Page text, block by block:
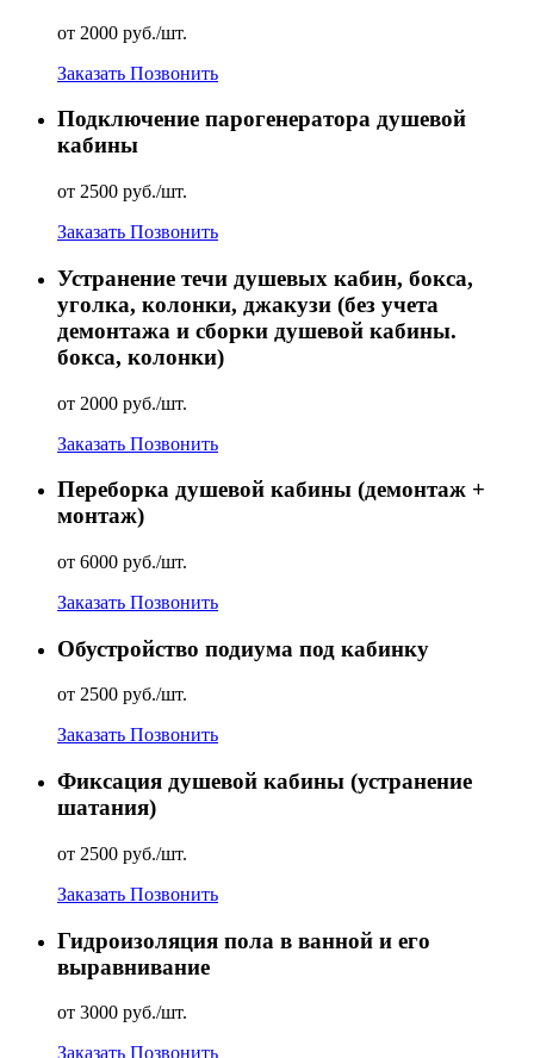
от 2000 руб./шт.
Заказать Позвонить
Подключение парогенератора душевой
кабины
от 2500 руб./шт.
Заказать Позвонить
Устранение течи душевых кабин, бокса,
уголка, колонки, джакузи (без учета
демонтажа и сборки душевой кабины.
бокса, колонки)
от 2000 руб./шт.
Заказать Позвонить
Переборка душевой кабины (демонтаж +
монтаж)
от 6000 руб./шт.
Заказать Позвонить
Обустройство подиума под кабинку
от 2500 руб./шт.
Заказать Позвонить
Фиксация душевой кабины (устранение
шатания)
от 2500 руб./шт.
Заказать Позвонить
Гидроизоляция пола в ванной и его
выравнивание
от 3000 руб./шт.
Заказать Позвонить